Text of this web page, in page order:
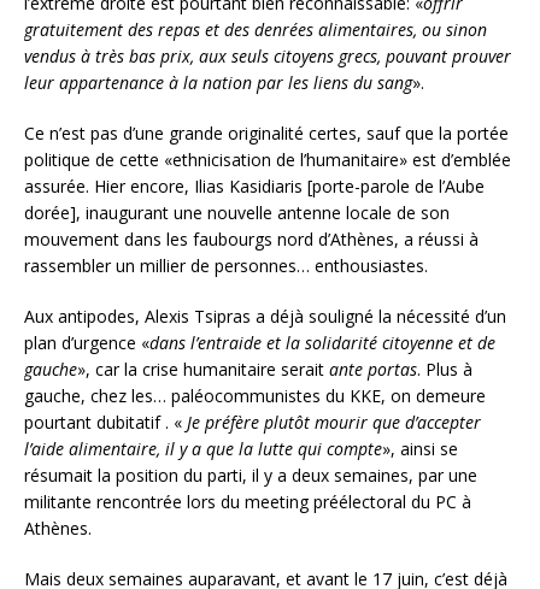
gratuitement des repas et des denrées alimentaires, ou sinon
vendus à très bas prix, aux seuls citoyens grecs, pouvant prouver
leur appartenance à la nation par les liens du sang».
Ce n’est pas d’une grande originalité certes, sauf que la portée
politique de cette «ethnicisation de l’humanitaire» est d’emblée
assurée. Hier encore, Ilias Kasidiaris [porte-parole de l’Aube
dorée], inaugurant une nouvelle antenne locale de son
mouvement dans les faubourgs nord d’Athènes, a réussi à
rassembler un millier de personnes… enthousiastes.
Aux antipodes, Alexis Tsipras a déjà souligné la nécessité d’un
plan d’urgence «dans l’entraide et la solidarité citoyenne et de
gauche», car la crise humanitaire serait ante portas. Plus à
gauche, chez les… paléocommunistes du KKE, on demeure
pourtant dubitatif . « Je préfère plutôt mourir que d’accepter
l’aide alimentaire, il y a que la lutte qui compte», ainsi se
résumait la position du parti, il y a deux semaines, par une
militante rencontrée lors du meeting préélectoral du PC à
Athènes.
Mais deux semaines auparavant, et avant le 17 juin, c’est déjà